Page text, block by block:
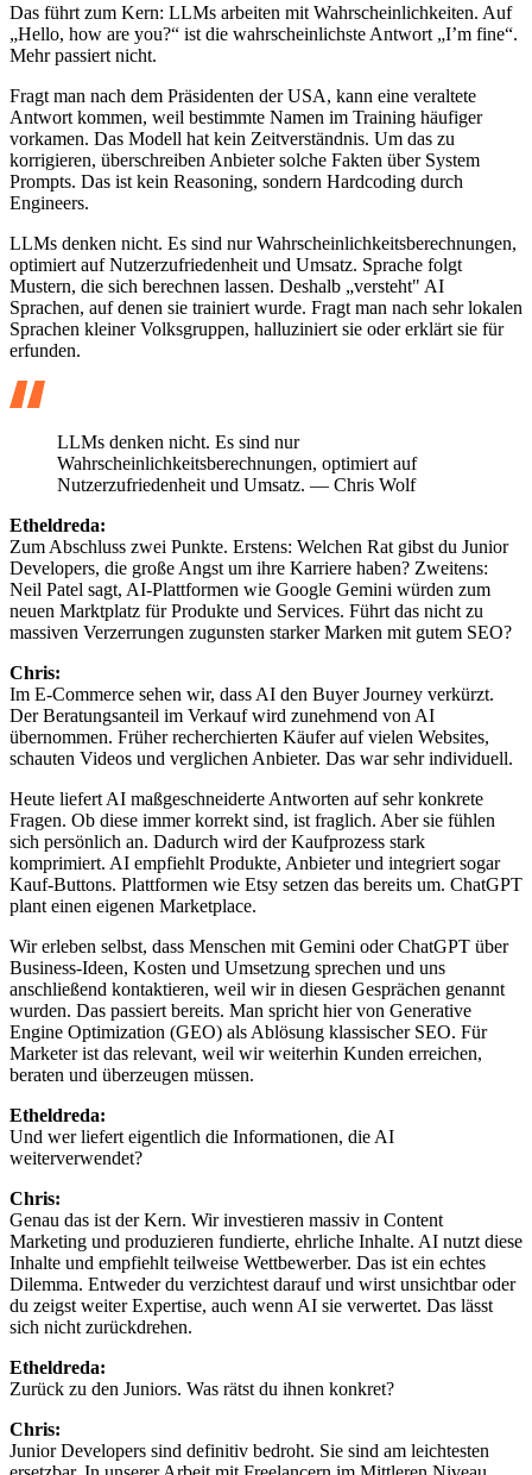
Das führt zum Kern: LLMs arbeiten mit Wahrscheinlichkeiten. Auf
„Hello, how are you?“ ist die wahrscheinlichste Antwort „I’m fine“.
Mehr passiert nicht.
Fragt man nach dem Präsidenten der USA, kann eine veraltete
Antwort kommen, weil bestimmte Namen im Training häufiger
vorkamen. Das Modell hat kein Zeitverständnis. Um das zu
korrigieren, überschreiben Anbieter solche Fakten über System
Prompts. Das ist kein Reasoning, sondern Hardcoding durch
Engineers.
LLMs denken nicht. Es sind nur Wahrscheinlichkeitsberechnungen,
optimiert auf Nutzerzufriedenheit und Umsatz. Sprache folgt
Mustern, die sich berechnen lassen. Deshalb „versteht" AI
Sprachen, auf denen sie trainiert wurde. Fragt man nach sehr lokalen
Sprachen kleiner Volksgruppen, halluziniert sie oder erklärt sie für
erfunden.
LLMs denken nicht. Es sind nur
Wahrscheinlichkeitsberechnungen, optimiert auf
Nutzerzufriedenheit und Umsatz. — Chris Wolf
Etheldreda:
Zum Abschluss zwei Punkte. Erstens: Welchen Rat gibst du Junior
Developers, die große Angst um ihre Karriere haben? Zweitens:
Neil Patel sagt, AI-Plattformen wie Google Gemini würden zum
neuen Marktplatz für Produkte und Services. Führt das nicht zu
massiven Verzerrungen zugunsten starker Marken mit gutem SEO?
Chris:
Im E-Commerce sehen wir, dass AI den Buyer Journey verkürzt.
Der Beratungsanteil im Verkauf wird zunehmend von AI
übernommen. Früher recherchierten Käufer auf vielen Websites,
schauten Videos und verglichen Anbieter. Das war sehr individuell.
Heute liefert AI maßgeschneiderte Antworten auf sehr konkrete
Fragen. Ob diese immer korrekt sind, ist fraglich. Aber sie fühlen
sich persönlich an. Dadurch wird der Kaufprozess stark
komprimiert. AI empfiehlt Produkte, Anbieter und integriert sogar
Kauf-Buttons. Plattformen wie Etsy setzen das bereits um. ChatGPT
plant einen eigenen Marketplace.
Wir erleben selbst, dass Menschen mit Gemini oder ChatGPT über
Business-Ideen, Kosten und Umsetzung sprechen und uns
anschließend kontaktieren, weil wir in diesen Gesprächen genannt
wurden. Das passiert bereits. Man spricht hier von Generative
Engine Optimization (GEO) als Ablösung klassischer SEO. Für
Marketer ist das relevant, weil wir weiterhin Kunden erreichen,
beraten und überzeugen müssen.
Etheldreda:
Und wer liefert eigentlich die Informationen, die AI
weiterverwendet?
Chris:
Genau das ist der Kern. Wir investieren massiv in Content
Marketing und produzieren fundierte, ehrliche Inhalte. AI nutzt diese
Inhalte und empfiehlt teilweise Wettbewerber. Das ist ein echtes
Dilemma. Entweder du verzichtest darauf und wirst unsichtbar oder
du zeigst weiter Expertise, auch wenn AI sie verwertet. Das lässt
sich nicht zurückdrehen.
Etheldreda:
Zurück zu den Juniors. Was rätst du ihnen konkret?
Chris:
Junior Developers sind definitiv bedroht. Sie sind am leichtesten